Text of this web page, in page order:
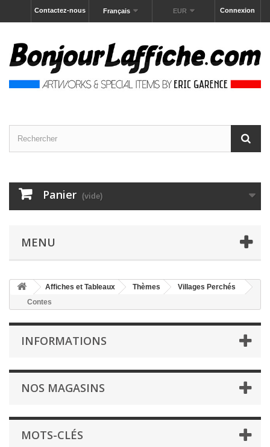
Connexion
EUR
Français
Contactez-nous
Panier (vide)
MENU
Affiches et Tableaux Thèmes
Villages Perchés
Contes
INFORMATIONS
NOS MAGASINS
MOTS-CLÉS